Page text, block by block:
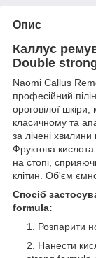
Опис
Каллус
Double
Naomi Callus
професійний
ороговілої
класичному та
за лічені
Фруктова кислота
на стопі,
клітин. Об'єм
Спосіб
formula:
Розпарити
Нанести